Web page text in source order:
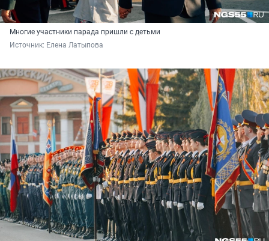
Многие участники парада пришли с детьми
Источник: Елена Латыпова